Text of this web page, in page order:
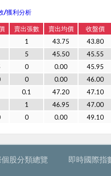
/獲利分析
賣出張數 賣出均價
收盤價
1 43.75
43.80
5 45.50
45.55
0 0.00
45.95
0 0.00
46.00
0.1 47.20
47.10
1 46.95
47.00
0 0.00 49.10
股分類總覽 即時國際指